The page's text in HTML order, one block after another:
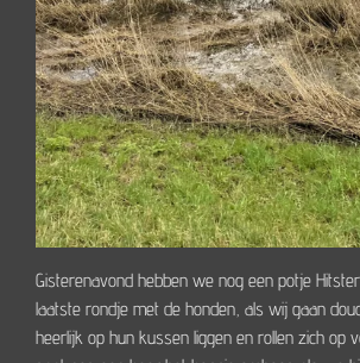
Gisterenavond hebben we nog een potje
laatste rondje met de honden, als wij gaan
heerlijk op hun kussen liggen en rollen zich op